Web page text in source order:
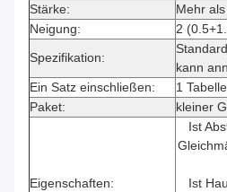
Stärke:
Mehr
Neigung:
2
Spezifikation:
kann
Ein Satz einschließen:
1
Paket:
kleiner
Eigenschaften:
Ist
Ist